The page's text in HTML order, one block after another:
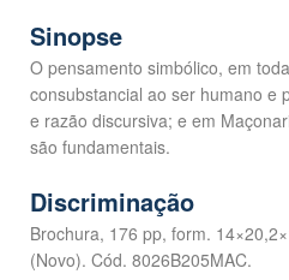
Sinopse
O pensamento simbólico, em
consubstancial ao ser humano e
e razão discursiva; e em
são fundamentais.
Discriminação
Brochura, 176 pp, form.
(Novo). Cód. 8026B205MAC.